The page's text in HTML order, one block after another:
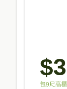
包9尺高